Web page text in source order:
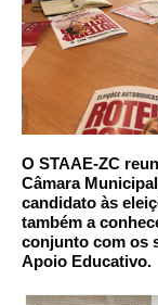
O STAAE-ZC
Câmara
candidato às
também a
conjunto com os
Apoio Educativo.